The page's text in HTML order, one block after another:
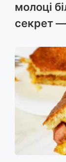
молоці
секрет —